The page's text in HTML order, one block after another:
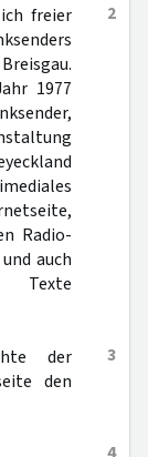
2
freier
1977
Radio-
auch
Texte
3
der
den